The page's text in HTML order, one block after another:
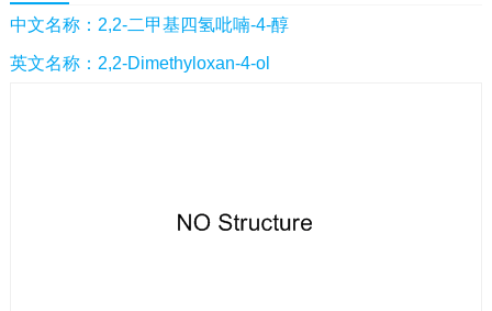
感染药物中间体
体 |抗精神病药物中间体|抗炎药物中间体
药中间体|其他原料药中间体|
中文名称：2,2-二甲基四氢吡喃-4-醇
英文名称：2,2-Dimethyloxan-4-ol